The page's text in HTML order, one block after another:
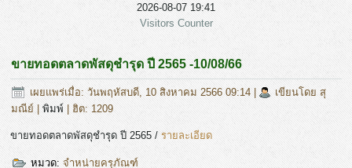
2026-08-07 19:41
Visitors Counter
ขายทอดตลาดพัสดุชำรุด ปี 2565 -10/08/66
เผยแพร่เมื่อ: วันพฤหัสบดี, 10 สิงหาคม 2566 09:14 |
เขียนโดย สุ
มณีย์ |พิมพ์ | ฮิต: 1209
ขายทอดตลาดพัสดุชำรุด ปี 2565 /รายละเอียด
หมวด:จำหน่ายครุภัณฑ์